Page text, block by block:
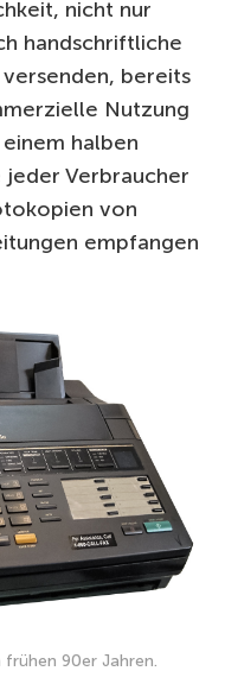
nicht nur
handschriftliche
bereits
Nutzung
halben
Verbraucher
von
empfangen
frühen 90er Jahren.